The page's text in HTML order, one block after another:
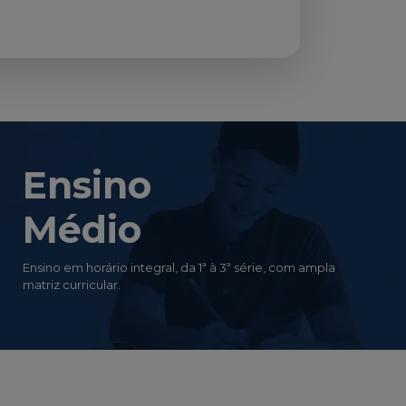
Ensino
Médio
Ensino em horário integral, da 1ª à 3ª série, com ampla
matriz curricular.